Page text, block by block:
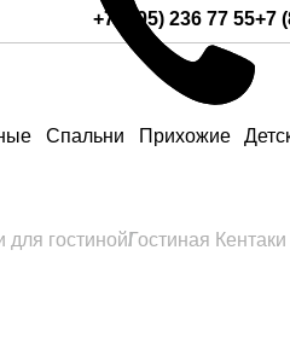
+7 (495) 236 77 55+7
Спальни Прихожие
для гостинойГостиная